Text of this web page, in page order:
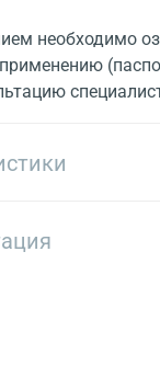
необходимо